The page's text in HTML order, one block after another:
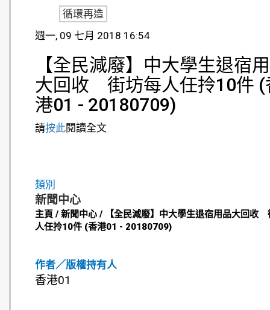
作者／版權持有人
香港01
週一, 09 七月 2018 16:54
【全民減廢】中大學生退宿
大回收 街坊每人任拎10件 (
港01 - 20180709)
請按此閱讀全文
類別
新聞中心
主頁 / 新聞中心 / 【全民減廢】中大學生退宿用品大回收
人任拎10件 (香港01 - 20180709)
循環再造